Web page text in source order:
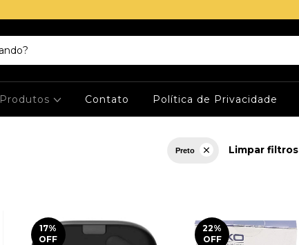
Produtos Contato Política de Privacidade
Preto Limpar filtros
17%
OFF
22%
OFF